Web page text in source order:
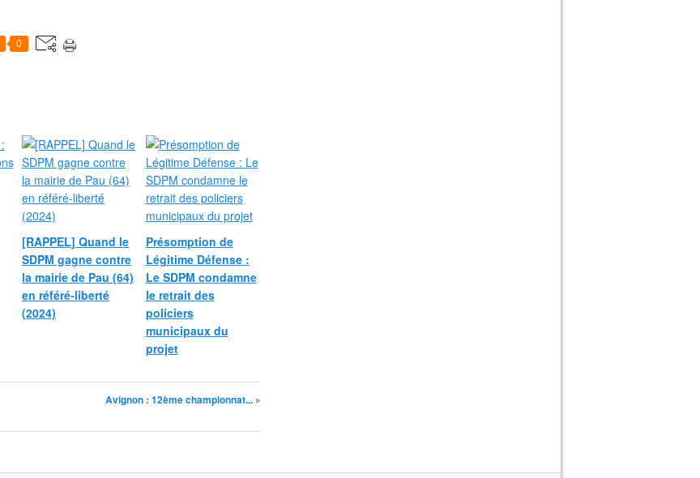
0
[RAPPEL] Quand le
SDPM gagne contre
la mairie de Pau (64)
en référé-liberté
(2024)
Présomption de
Légitime Défense :
Le SDPM condamne
le retrait des
policiers
municipaux du
projet
Avignon : 12ème championnat... »